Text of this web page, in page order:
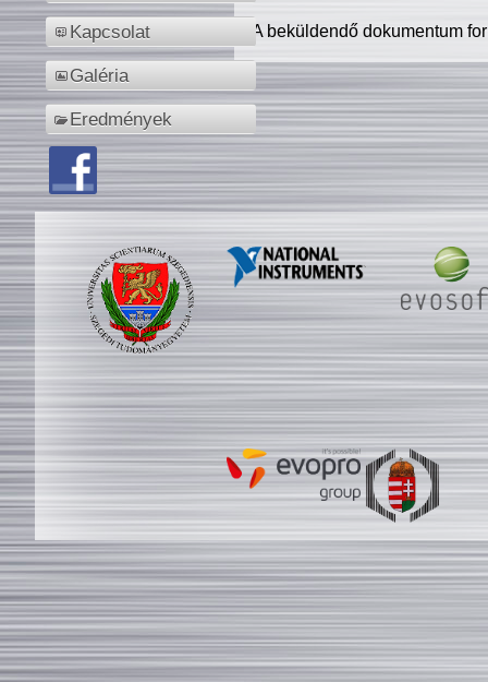
Kapcsolat
Galéria
Eredmények
A beküldendő dokumentum